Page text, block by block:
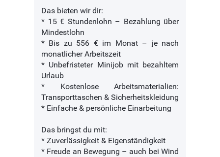
Das bieten wir dir:
* 15 € Stundenlohn – Bezahlung über
Mindestlohn
* Bis zu 556 € im Monat – je nach
monatlicher Arbeitszeit
* Unbefristeter Minijob mit bezahltem
Urlaub
* Kostenlose Arbeitsmaterialien:
Transporttaschen & Sicherheitskleidung
* Einfache & persönliche Einarbeitung
Das bringst du mit:
* Zuverlässigkeit & Eigenständigkeit
* Freude an Bewegung – auch bei Wind